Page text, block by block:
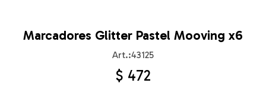
Marcadores Glitter Pastel Mooving x6
43125
$ 472